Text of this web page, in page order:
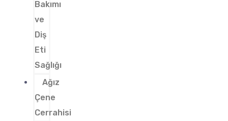
Bakımı
ve
Diş
Eti
Sağlığı
Ağız
Çene
Cerrahisi